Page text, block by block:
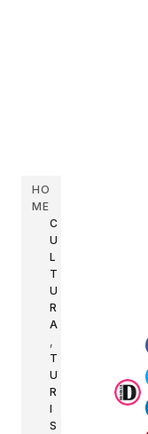
HO
ME
C
U
L
T
U
R
A
,
T
U
R
I
S